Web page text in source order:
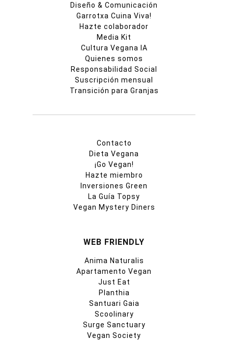
Diseño & Comunicación
Garrotxa Cuina Viva!
Hazte colaborador
Media Kit
Cultura Vegana IA
Quienes somos
Responsabilidad Social
Suscripción mensual
Transición para Granjas
Contacto
Dieta Vegana
¡Go Vegan!
Hazte miembro
Inversiones Green
La Guía Topsy
Vegan Mystery Diners
WEB FRIENDLY
Anima Naturalis
Apartamento Vegan
Just Eat
Planthia
Santuari Gaia
Scoolinary
Surge Sanctuary
Vegan Society